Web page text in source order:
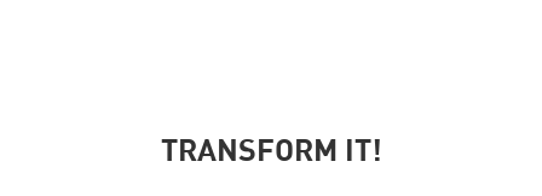
TRANSFORM IT!